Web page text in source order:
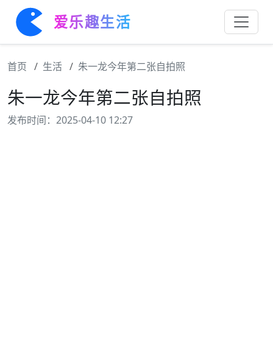
爱乐趣生活
首页 生活 朱一龙今年第二张自拍照
朱一龙今年第二张自拍照
发布时间：2025-04-10 12:27